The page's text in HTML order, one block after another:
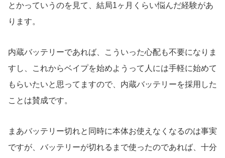
とかっていうのを見て、結局1ヶ月くらい悩んだ経験があ
ります。
内蔵バッテリーであれば、こういった心配も不要になりま
すし、これからベイプを始めようって人には手軽に始めて
もらいたいと思ってますので、内蔵バッテリーを採用した
ことは賛成です。
まあバッテリー切れと同時に本体お使えなくなるのは事実
ですが、バッテリーが切れるまで使ったのであれば、十分